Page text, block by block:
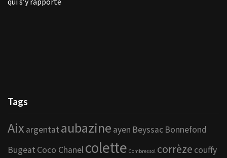
Tags
Aix argentat aubazine ayen Beyssac Bonnefond
Bugeat Coco Chanelcolette Combressol corrèze couffy